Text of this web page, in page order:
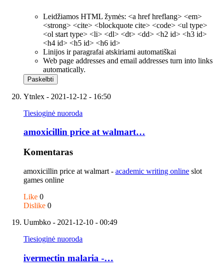
Leidžiamos HTML žymės: <a href hreflang> <em>
<strong> <cite> <blockquote cite> <code> <ul type>
<ol start type> <li> <dl> <dt> <dd> <h2 id> <h3 id>
<h4 id> <h5 id> <h6 id>
Linijos ir paragrafai atskiriami automatiškai
Web page addresses and email addresses turn into links
automatically.
Ytnlex - 2021-12-12 - 16:50
Tiesioginė nuoroda
amoxicillin price at walmart…
Komentaras
amoxicillin price at walmart - academic writing online slot
games online
Like 0
Dislike 0
Uumbko - 2021-12-10 - 00:49
Tiesioginė nuoroda
ivermectin malaria -…